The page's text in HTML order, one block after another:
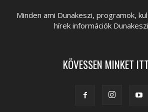
Minden ami Dunakeszi, programok,
hírek információk
KÖVESSEN MINKET